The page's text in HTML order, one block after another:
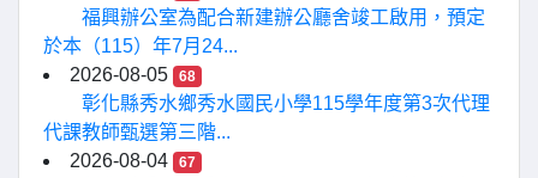
福興辦公室為配合新建辦公廳舍竣工啟用，預定
於本（115）年7月24...
2026-08-05
68
彰化縣秀水鄉秀水國民小學115學年度第3次代理
代課教師甄選第三階...
2026-08-04
67